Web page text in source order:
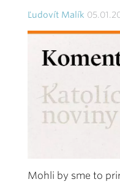
Ľudovít Malík
Mohli by sme to